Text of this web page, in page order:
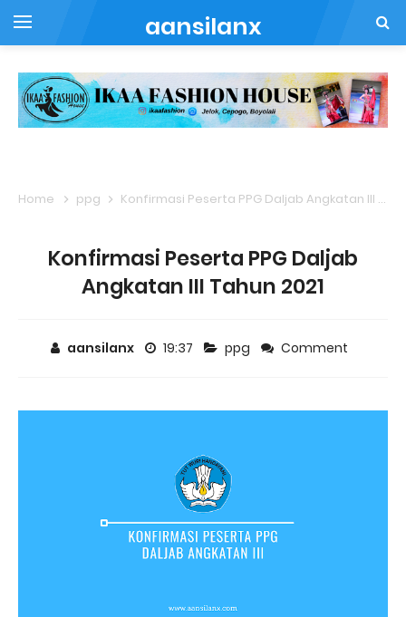
aansilanx
Home ppg Konfirmasi Peserta PPG Daljab Angkatan III Tahun 2021
Konfirmasi Peserta PPG Daljab
Angkatan III Tahun 2021
aansilanx 19:37 ppg Comment